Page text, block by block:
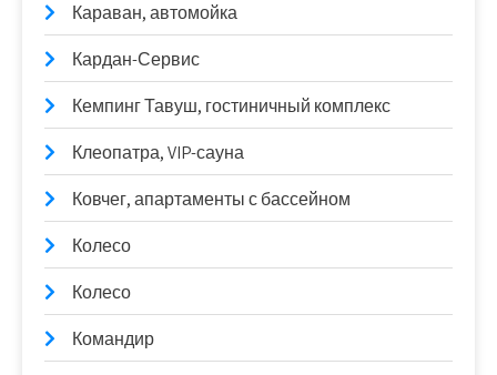
Караван, автомойка
Кардан-Сервис
Кемпинг Тавуш, гостиничный комплекс
Клеопатра, VIP-сауна
Ковчег, апартаменты с бассейном
Колесо
Колесо
Командир